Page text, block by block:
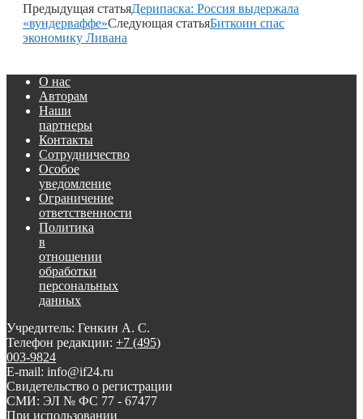
Предыдущая статьяДерипаска: Россия выдержала
«вундерваффе»Следующая статьяБиткоин спас
экономику Ливана
О нас
Авторам
Наши
партнеры
Контакты
Сотрудничество
Особое
уведомление
Ограничение
ответственности
Политика
в
отношении
обработки
персональных
данных
Учредитель: Генкин А. С.
Телефон редакции: +7 (495)
003-9824
E-mail: info@if24.ru
Свидетельство о регистрации
СМИ: ЭЛ № ФС 77 - 67477
При использовании